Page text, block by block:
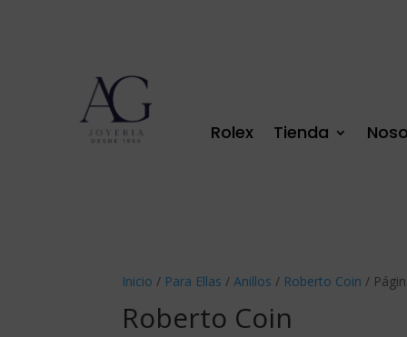
Rolex Tienda
Inicio / Para Ellas /Anillos / Roberto Coin /
Roberto Coin